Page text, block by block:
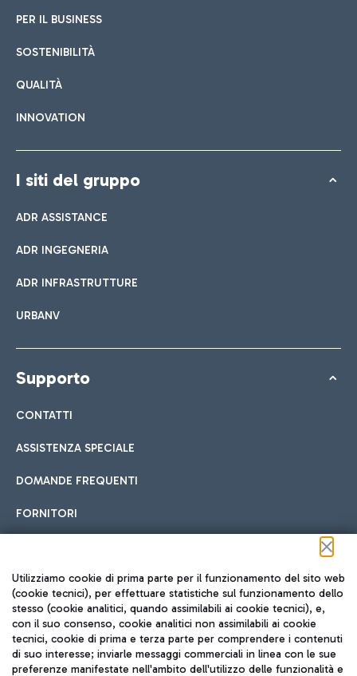
PER IL BUSINESS
SOSTENIBILITÀ
QUALITÀ
INNOVATION
I siti del gruppo
ADR ASSISTANCE
ADR INGEGNERIA
ADR INFRASTRUTTURE
URBANV
Supporto
CONTATTI
ASSISTENZA SPECIALE
DOMANDE FREQUENTI
FORNITORI
Seguici sui social
TRAVEL JOURNAL
Utilizziamo cookie di prima parte per il funzionamento del sito web
(cookie tecnici), per effettuare statistiche sul funzionamento dello
stesso (cookie analitici, quando assimilabili ai cookie tecnici), e,
con il suo consenso, cookie analitici non assimilabili ai cookie
tecnici, cookie di prima e terza parte per comprendere i contenuti
di suo interesse; inviarle messaggi commerciali in linea con le sue
preferenze manifestate nell'ambito dell'utilizzo delle funzionalità e